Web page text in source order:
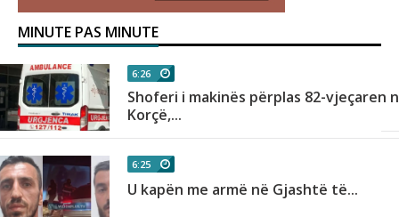
MINUTE PAS MINUTE
6:26
Shoferi i makinës përplas 82-vjeçaren
Korçë,...
6:25
U kapën me armë në Gjashtë të...